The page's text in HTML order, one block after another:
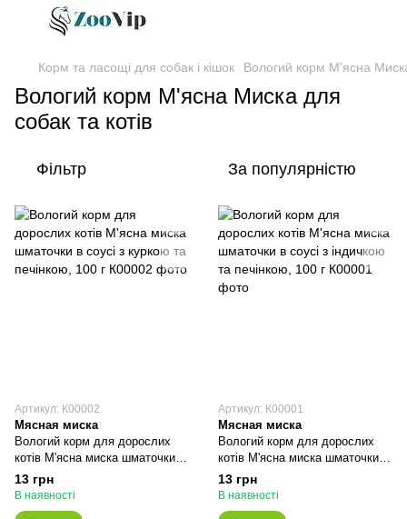
Корм та ласощі для собак і кішок Вологий корм М'ясна
Вологий корм М'ясна Миска для
собак та котів
Фільтр За популярністю
Артикул: К00002
Мясная миска
Вологий корм для дорослих
котів М'ясна миска шматочки в
соусі з куркою та печінкою, 100
г
13 грн
В наявності
Артикул: К00001
Мясная миска
Вологий корм для дорослих
котів М'ясна миска шматочки в
соусі з індичкою та печінкою,
100 г
13 грн
В наявності